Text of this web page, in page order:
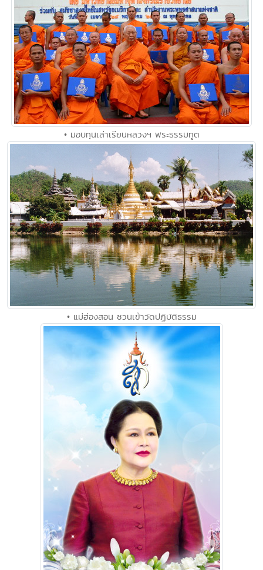
• มอบทุนเล่าเรียนหลวงฯ พระธรรมทูต
• แม่ฮ่องสอน ชวนเข้าวัดปฏิบัติธรรม